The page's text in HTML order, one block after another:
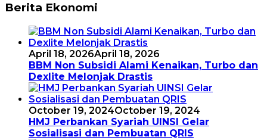
Berita Ekonomi
April 18, 2026April 18, 2026
BBM Non Subsidi Alami Kenaikan, Turbo dan
Dexlite Melonjak Drastis
October 19, 2024October 19, 2024
HMJ Perbankan Syariah UINSI Gelar
Sosialisasi dan Pembuatan QRIS